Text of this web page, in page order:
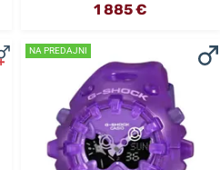
1 885 €
NA PREDAJNI